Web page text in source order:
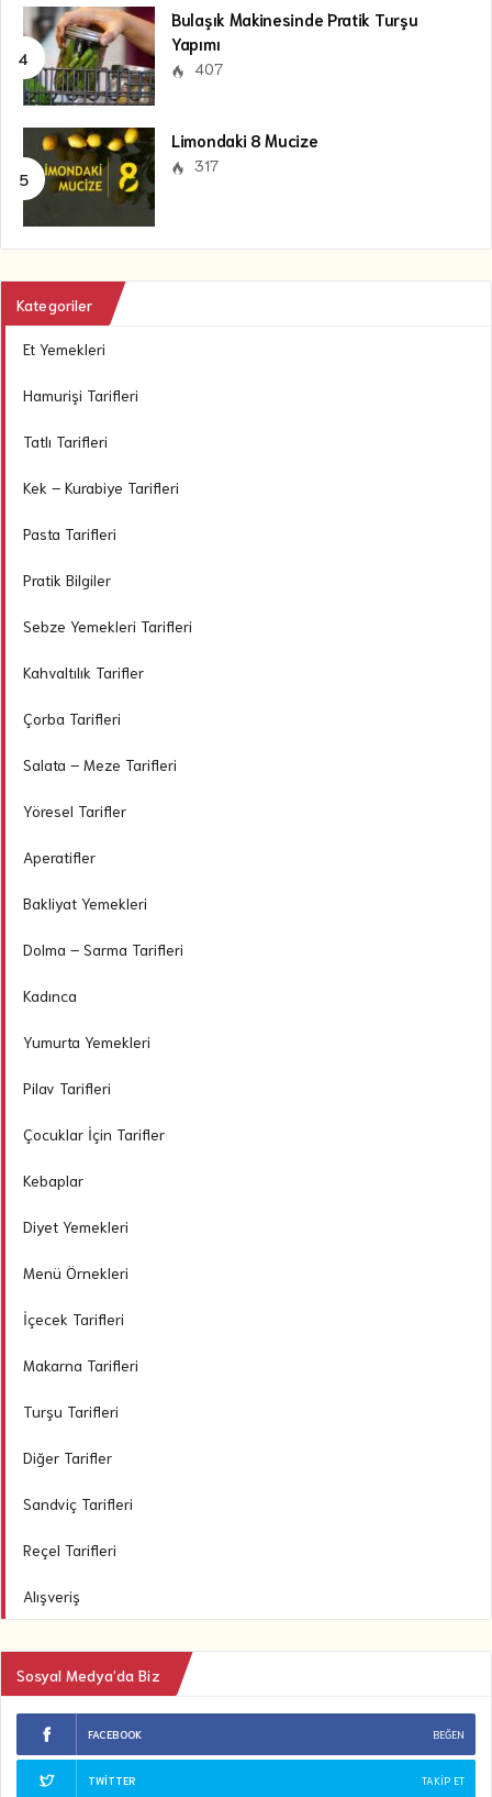
Bulaşık Makinesinde Pratik Turşu
Yapımı
407
Limondaki 8 Mucize
317
Kategoriler
Et Yemekleri
Hamurişi Tarifleri
Tatlı Tarifleri
Kek – Kurabiye Tarifleri
Pasta Tarifleri
Pratik Bilgiler
Sebze Yemekleri Tarifleri
Kahvaltılık Tarifler
Çorba Tarifleri
Salata – Meze Tarifleri
Yöresel Tarifler
Aperatifler
Bakliyat Yemekleri
Dolma – Sarma Tarifleri
Kadınca
Yumurta Yemekleri
Pilav Tarifleri
Çocuklar İçin Tarifler
Kebaplar
Diyet Yemekleri
Menü Örnekleri
İçecek Tarifleri
Makarna Tarifleri
Turşu Tarifleri
Diğer Tarifler
Sandviç Tarifleri
Reçel Tarifleri
Alışveriş
Sosyal Medya’da Biz
FACEBOOK BEĞEN
TWITTER TAKIP ET